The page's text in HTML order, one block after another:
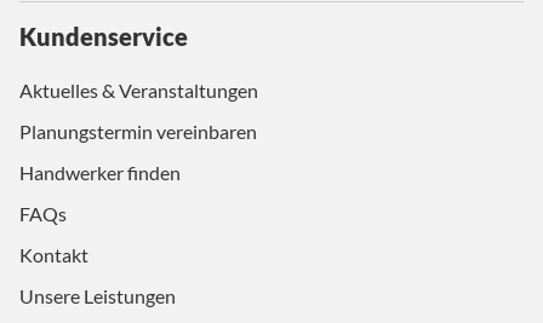
Kundenservice
Aktuelles & Veranstaltungen
Planungstermin vereinbaren
Handwerker finden
FAQs
Kontakt
Unsere Leistungen